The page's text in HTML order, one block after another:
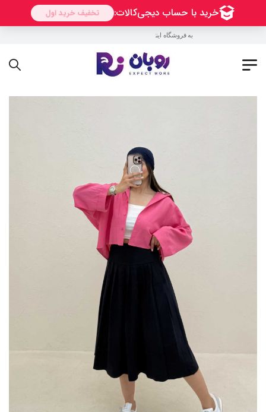
به فروشگاه اینترنتی روبان خوش آمدید !